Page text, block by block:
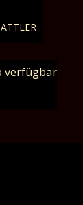
verfügbar